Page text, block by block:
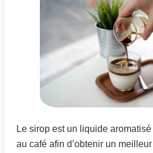
Le sirop est un liquide
au café afin d’obtenir un